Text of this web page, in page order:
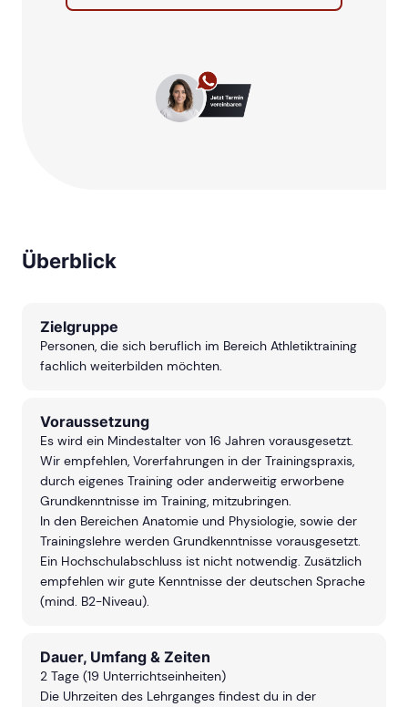
Überblick
Zielgruppe
Personen, die sich beruflich im Bereich Athletiktraining
fachlich weiterbilden möchten.
Voraussetzung
Es wird ein Mindestalter von 16 Jahren vorausgesetzt.
Wir empfehlen, Vorerfahrungen in der Trainingspraxis,
durch eigenes Training oder anderweitig erworbene
Grundkenntnisse im Training, mitzubringen.
In den Bereichen Anatomie und Physiologie, sowie der
Trainingslehre werden Grundkenntnisse vorausgesetzt.
Ein Hochschulabschluss ist nicht notwendig. Zusätzlich
empfehlen wir gute Kenntnisse der deutschen Sprache
(mind. B2-Niveau).
Dauer, Umfang & Zeiten
2 Tage (19 Unterrichtseinheiten)
Die Uhrzeiten des Lehrganges findest du in der